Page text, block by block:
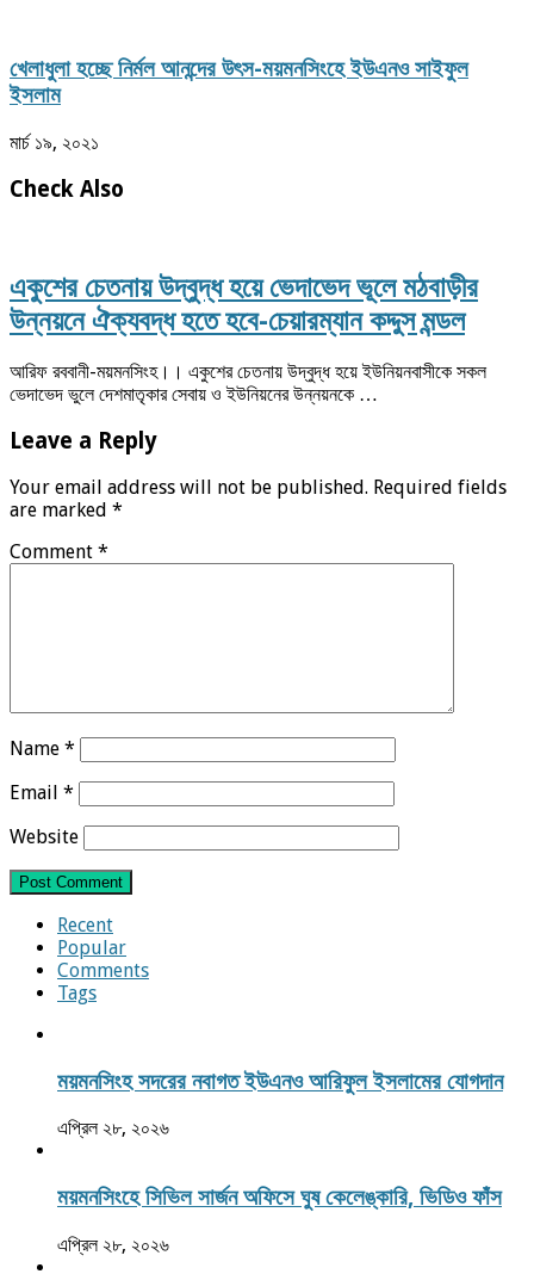
খেলাধুলা হচ্ছে নির্মল আনন্দের উৎস-ময়মনসিংহে ইউএনও সাইফুল
ইসলাম
মার্চ ১৯, ২০২১
Check Also
একুশের চেতনায় উদ্বুদ্ধ হয়ে ভেদাভেদ ভূলে মঠবাড়ীর
উন্নয়নে ঐক্যবদ্ধ হতে হবে-চেয়ারম্যান কদ্দুস মন্ডল
আরিফ রববানী-ময়মনসিংহ।। একুশের চেতনায় উদ্বুদ্ধ হয়ে ইউনিয়নবাসীকে সকল
ভেদাভেদ ভুলে দেশমাতৃকার সেবায় ও ইউনিয়নের উন্নয়নকে …
Leave a Reply
Your email address will not be published. Required fields
are marked *
Comment *
Name *
Email *
Website
Recent
Popular
Comments
Tags
ময়মনসিংহ সদরের নবাগত ইউএনও আরিফুল ইসলামের যোগদান
এপ্রিল ২৮, ২০২৬
ময়মনসিংহে সিভিল সার্জন অফিসে ঘুষ কেলেঙ্কারি, ভিডিও ফাঁস
এপ্রিল ২৮, ২০২৬